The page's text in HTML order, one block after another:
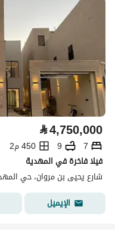
⃁4,750,000
7
9
450 م2
فيلا فاخرة في المهدية
شارع يحيى بن مروان، حي
الإيميل